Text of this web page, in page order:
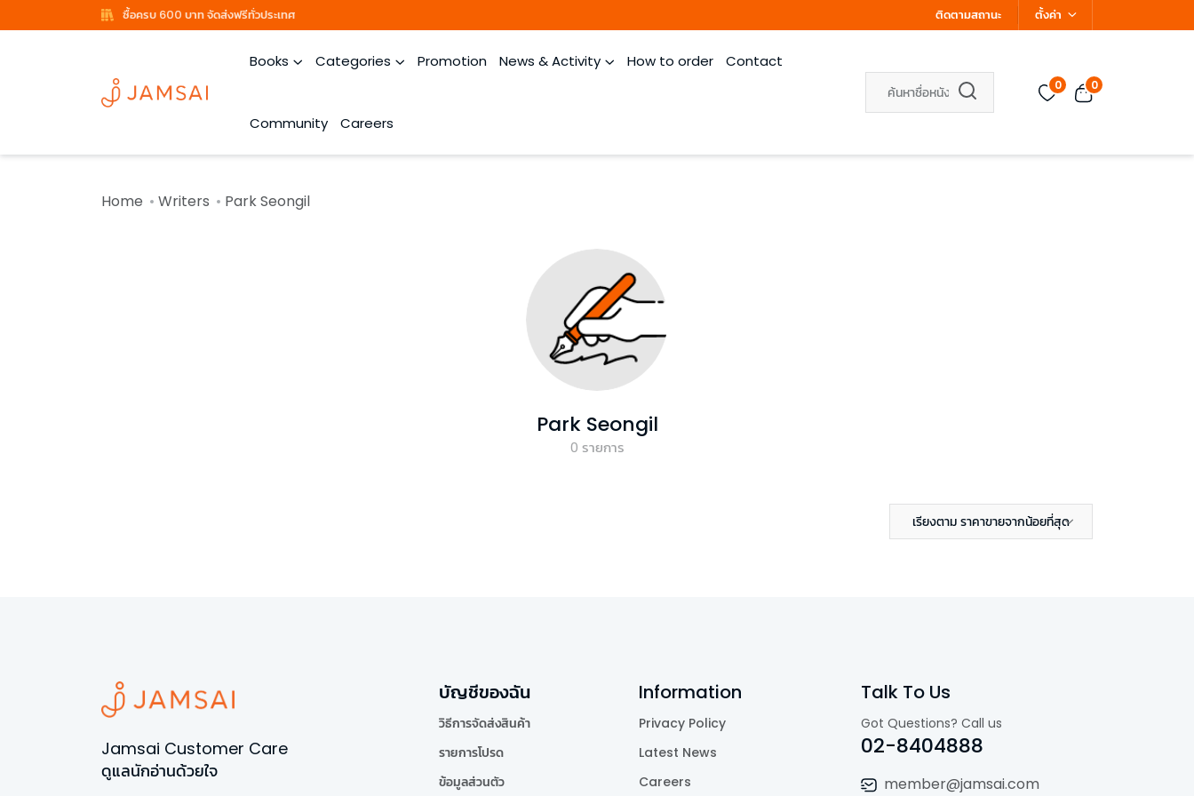
ซื้อครบ 600 บาท จัดส่งฟรีทั่วประเทศ ติดตามสถานะ ตั้งค่า
Books Categories Promotion News & Activity How to order Contact
Community Careers
0 0
Home Writers Park Seongil
Park Seongil
0 รายการ
เรียงตาม ราคาขายจากน้อยที่สุด
Jamsai Customer Care
ดูแลนักอ่านด้วยใจ
บัญชีของฉัน
วิธีการจัดส่งสินค้า
รายการโปรด
ข้อมูลส่วนตัว
Information
Privacy Policy
Latest News
Careers
Talk To Us
Got Questions? Call us
02-8404888
member@jamsai.com